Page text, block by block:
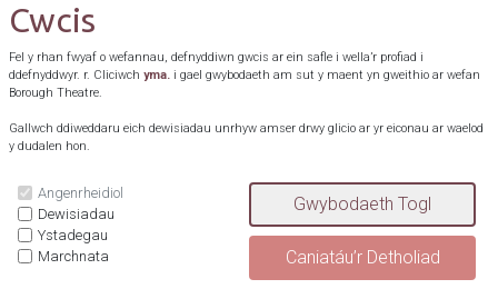
Cwcis
Fel y rhan fwyaf o wefannau, defnyddiwn gwcis ar ein safle i wella’r profiad i
ddefnyddwyr. r. Cliciwch yma. i gael gwybodaeth am sut y maent yn gweithio ar wefan
Borough Theatre.
Gallwch ddiweddaru eich dewisiadau unrhyw amser drwy glicio ar yr eiconau ar waelod
y dudalen hon.
Angenrheidiol
Dewisiadau
Ystadegau
Marchnata